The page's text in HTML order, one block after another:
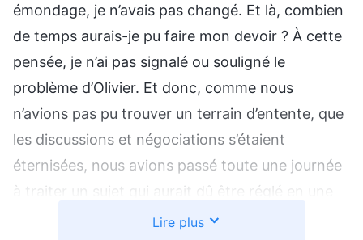
émondage, je n’avais pas changé. Et là, combien
de temps aurais-je pu faire mon devoir ? À cette
pensée, je n’ai pas signalé ou souligné le
problème d’Olivier. Et donc, comme nous
n’avions pas pu trouver un terrain d’entente, que
les discussions et négociations s’étaient
éternisées, nous avions passé toute une journée
à traiter un sujet qui aurait dû être réglé en une
demi-journée, ce qui avait ralenti le rythme de
Lire plus